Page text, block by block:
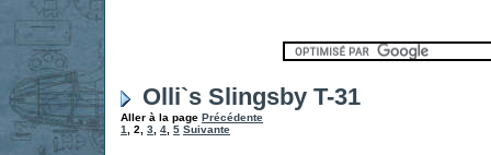
Olli`s Slingsby T-31
Aller à la page Précédente
1
2 3 4 5 Suivante